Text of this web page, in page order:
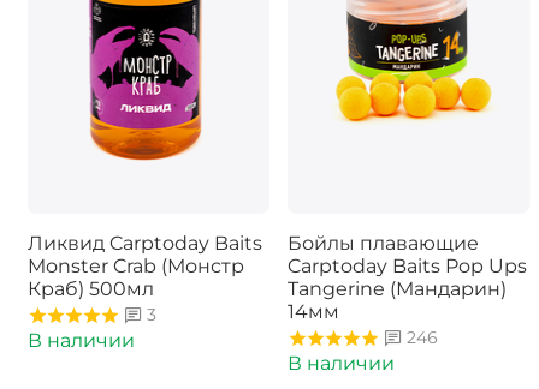
Ликвид Carptoday Baits
Monster Crab (Монстр
Краб) 500мл
3
В наличии
Бойлы плавающие
Carptoday Baits Pop Ups
Tangerine (Мандарин)
14мм
246
В наличии